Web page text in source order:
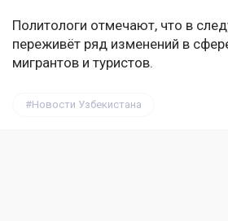
Политологи отмечают, что в
переживёт ряд изменений в
мигрантов и туристов.
Новости Узбекистана